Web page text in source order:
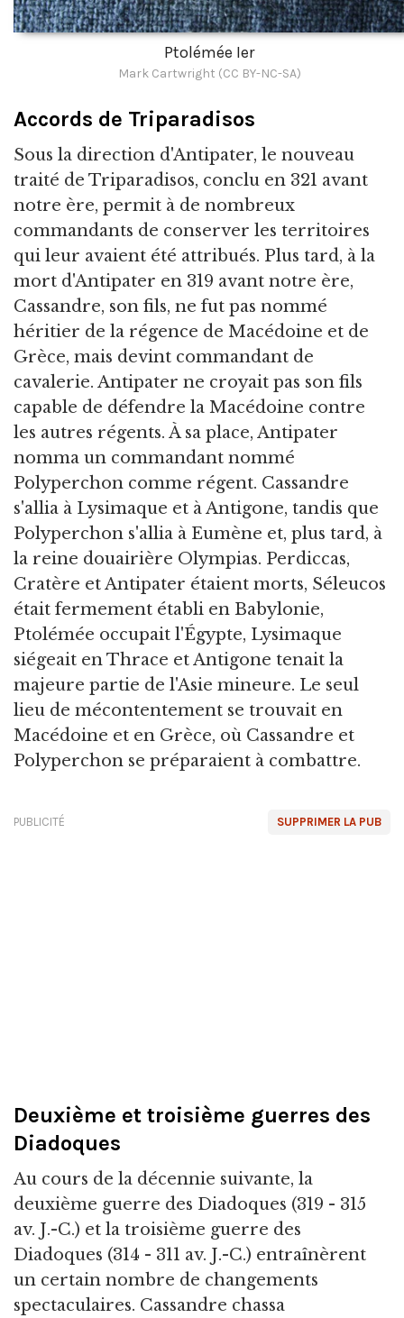
Ptolémée Ier
Mark Cartwright (CC BY-NC-SA)
Accords de Triparadisos
Sous la direction d'Antipater, le nouveau
traité de Triparadisos, conclu en 321 avant
notre ère, permit à de nombreux
commandants de conserver les territoires
qui leur avaient été attribués. Plus tard, à la
mort d'Antipater en 319 avant notre ère,
Cassandre, son fils, ne fut pas nommé
héritier de la régence de Macédoine et de
Grèce, mais devint commandant de
cavalerie. Antipater ne croyait pas son fils
capable de défendre la Macédoine contre
les autres régents. À sa place, Antipater
nomma un commandant nommé
Polyperchon comme régent. Cassandre
s'allia à Lysimaque et à Antigone, tandis que
Polyperchon s'allia à Eumène et, plus tard, à
la reine douairière Olympias. Perdiccas,
Cratère et Antipater étaient morts, Séleucos
était fermement établi en Babylonie,
Ptolémée occupait l'Égypte, Lysimaque
siégeait en Thrace et Antigone tenait la
majeure partie de l'Asie mineure. Le seul
lieu de mécontentement se trouvait en
Macédoine et en Grèce, où Cassandre et
Polyperchon se préparaient à combattre.
SUPPRIMER LA PUB
PUBLICITÉ
Deuxième et troisième guerres des
Diadoques
Au cours de la décennie suivante, la
deuxième guerre des Diadoques (319 - 315
av. J.-C.) et la troisième guerre des
Diadoques (314 - 311 av. J.-C.) entraînèrent
un certain nombre de changements
spectaculaires. Cassandre chassa